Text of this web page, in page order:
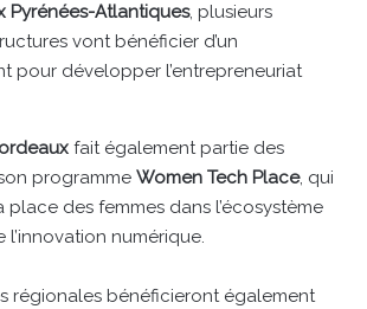
Pyrénées-Atlantiques, plusieurs
vont bénéficier d’un
pour développer l’entrepreneuriat
fait également partie des
programme Women Tech Place, qui
place des femmes dans l’écosystème
l’innovation numérique.
régionales bénéficieront également